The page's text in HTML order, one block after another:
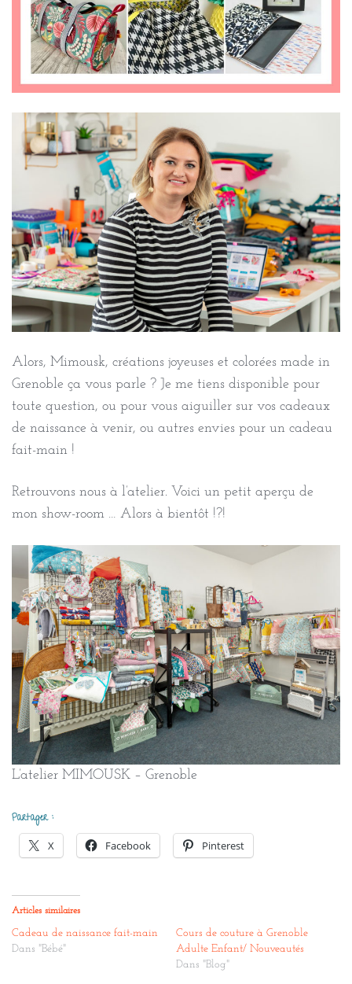
Alors, Mimousk, créations joyeuses et colorées made in
Grenoble ça vous parle ? Je me tiens disponible pour
toute question, ou pour vous aiguiller sur vos cadeaux
de naissance à venir, ou autres envies pour un cadeau
fait-main !
Retrouvons nous à l’atelier. Voici un petit aperçu de
mon show-room … Alors à bientôt !?!
L’atelier MIMOUSK – Grenoble
Partager :
X Facebook Pinterest
Articles similaires
Cadeau de naissance fait-main
Dans "Bébé"
Cours de couture à Grenoble
Adulte Enfant/ Nouveautés
Dans "Blog"